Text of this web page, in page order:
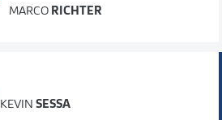
MARCO RICHTER
KEVIN SESSA